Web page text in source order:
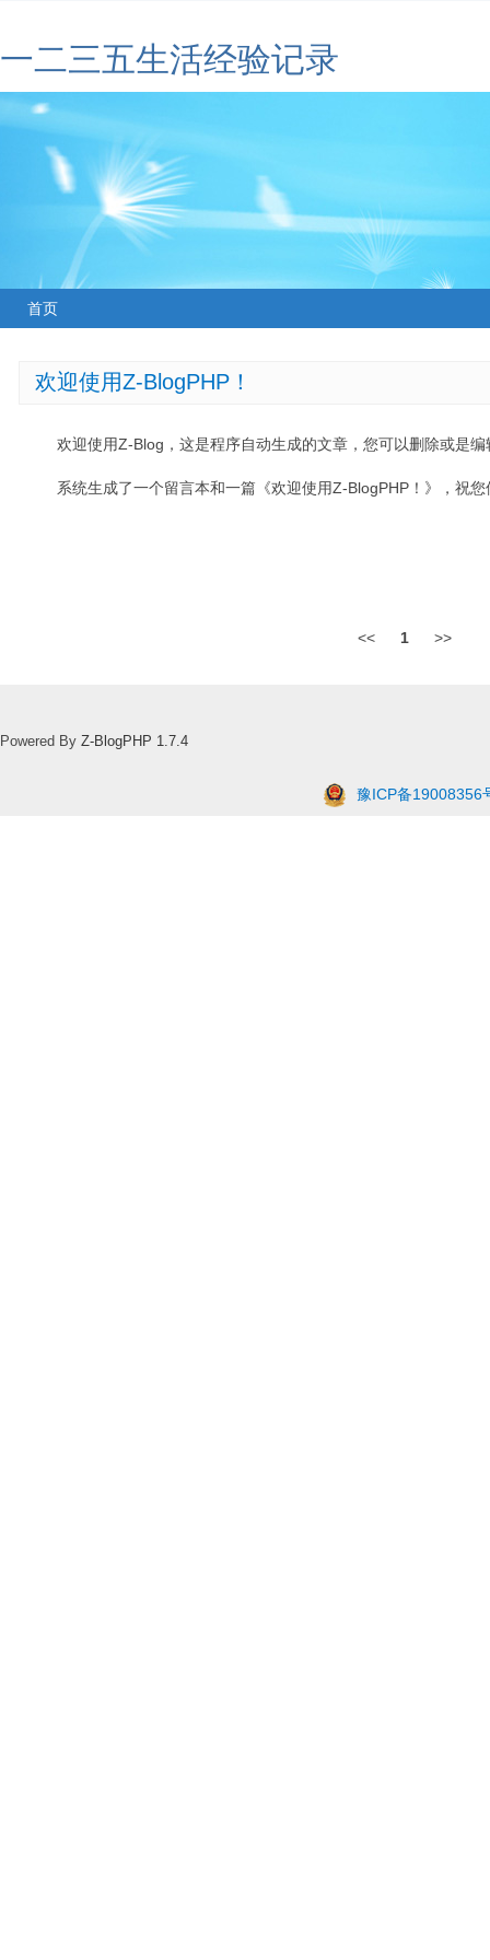
一二三五生活经验记录
首页
欢迎使用Z-BlogPHP！
欢迎使用Z-Blog，这是程序自动生成的文章，您可以删除或是编
系统生成了一个留言本和一篇《欢迎使用Z-BlogPHP！》，祝
<< 1 >>
Powered By Z-BlogPHP 1.7.4
豫ICP备19008356